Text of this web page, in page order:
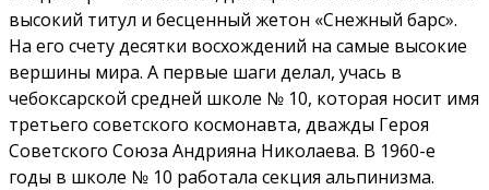
высокий титул и бесценный жетон «Снежный барс».
На его счету десятки восхождений на самые высокие
вершины мира. А первые шаги делал, учась в
чебоксарской средней школе № 10, которая носит имя
третьего советского космонавта, дважды Героя
Советского Союза Андрияна Николаева. В 1960-е
годы в школе № 10 работала секция альпинизма.